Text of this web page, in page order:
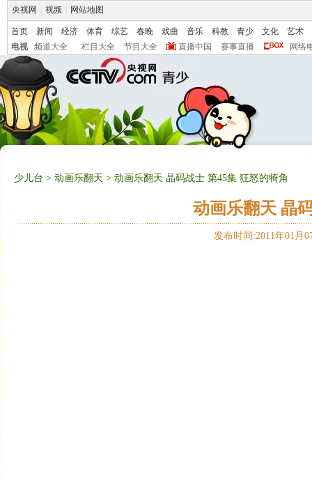
央视网 视频 网站地图
首页 新闻 经济 体育 综艺 春晚 戏曲 音乐 科教 青少 文化
艺术
电视
频道大全 栏目大全 节目大全 直播中国 赛事直播 网络
少儿台 > 动画乐翻天 > 动画乐翻天 晶码战士 第45集 狂怒的犄角
动画乐翻天 晶
发布时间:2011年01月